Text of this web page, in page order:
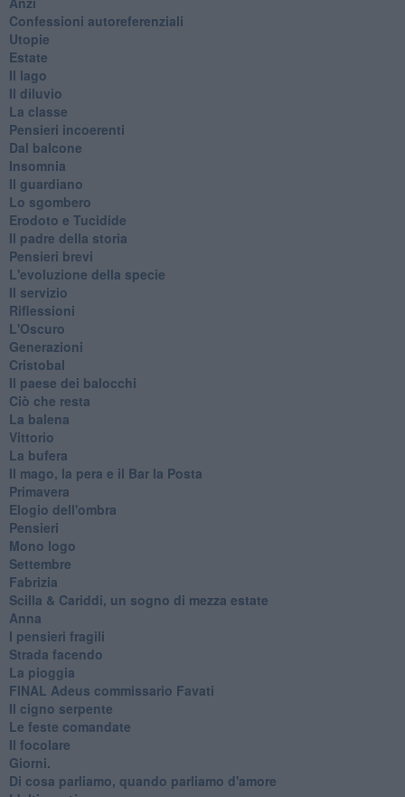
Confessioni autoreferenziali
Utopie
Estate
Il lago
Il diluvio
La classe
Pensieri incoerenti
Dal balcone
Insomnia
Il guardiano
Lo sgombero
Erodoto e Tucidide
Il padre della storia
Pensieri brevi
L'evoluzione della specie
Il servizio
Riflessioni
L'Oscuro
Generazioni
Cristobal
Il paese dei balocchi
Ciò che resta
La balena
Vittorio
La bufera
Il mago, la pera e il Bar la Posta
Primavera
Elogio dell'ombra
Pensieri
Mono logo
Settembre
Fabrizia
​Scilla & Cariddi, un sogno di mezza estate
Anna
I pensieri fragili
Strada facendo
La pioggia
FINAL Adeus commissario Favati
Il cigno serpente
Le feste comandate
Il focolare
Giorni.
Di cosa parliamo, quando parliamo d'amore